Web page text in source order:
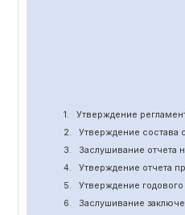
1. Утверждение
2.
Утверждение состава
3.
Заслушивание отчета
4.
Утверждение отчета
5.
Утверждение
6.
Заслушивание